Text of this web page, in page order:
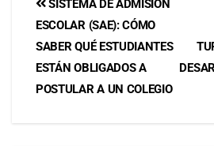
SISTEMA DE ADMISIÓN
ESCOLAR (SAE): CÓMO
SABER QUÉ ESTUDIANTES
ESTÁN OBLIGADOS A
POSTULAR A UN COLEGIO